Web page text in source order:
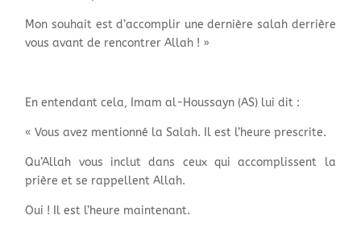
Mon souhait est d’accomplir une dernière salah derrière
vous avant de rencontrer Allah ! »
En entendant cela, Imam al-Houssayn (AS) lui dit :
« Vous avez mentionné la Salah. Il est l’heure prescrite.
Qu’Allah vous inclut dans ceux qui accomplissent la
prière et se rappellent Allah.
Oui ! Il est l’heure maintenant.